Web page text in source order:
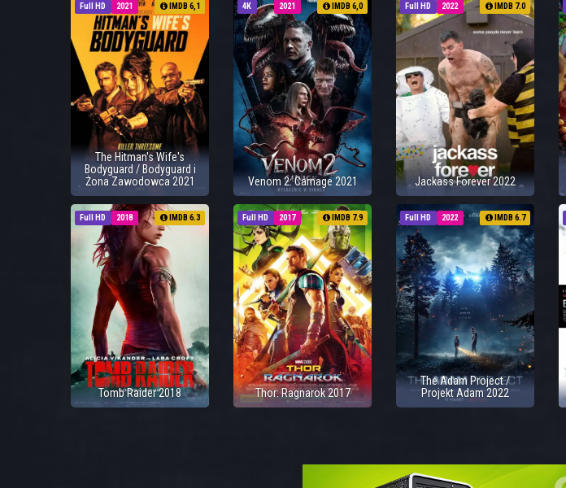
Full HD 2021 IMDB 6,1
The Hitman's Wife's
Bodyguard / Bodyguard i
Żona Zawodowca 2021
4K 2021 IMDB 6,0
Venom 2: Carnage 2021
Full HD 2022 IMDB 7.0
Jackass Forever 2022
Full HD 2018 IMDB 6.3
Tomb Raider 2018
Full HD 2017 IMDB 7.9
Thor: Ragnarok 2017
Full HD 2022 IMDB 6.7
The Adam Project /
Projekt Adam 2022